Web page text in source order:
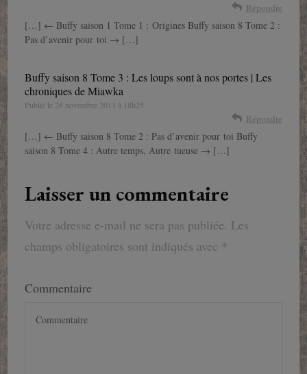
Répondre
[…] ← Buffy saison 1 Tome 1 : Origines Buffy saison 8 Tome 2 :
Pas d’avenir pour toi → […]
Buffy saison 8 Tome 3 : Les loups sont à nos portes | Les
chroniques de Miawka
Publié le 28 novembre 2013 à 18h25
Répondre
[…] ← Buffy saison 8 Tome 2 : Pas d’avenir pour toi Buffy
saison 8 Tome 4 : Autre temps, Autre tueuse → […]
Laisser un commentaire
Votre adresse e-mail ne sera pas publiée. Les
champs obligatoires sont indiqués avec *
Commentaire